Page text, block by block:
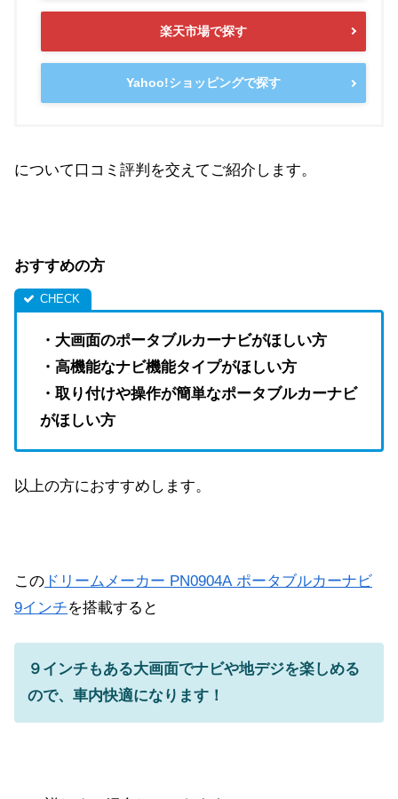
楽天市場で探す
Yahoo!ショッピングで探す
について口コミ評判を交えてご紹介します。
おすすめの方
・大画面のポータブルカーナビがほしい方
・高機能なナビ機能タイプがほしい方
・取り付けや操作が簡単なポータブルカーナビ
がほしい方
以上の方におすすめします。
この ドリームメーカー PN0904A ポータブルカーナビ
9インチを搭載すると
９インチもある大画面でナビや地デジを楽しめる
ので、車内快適になります！